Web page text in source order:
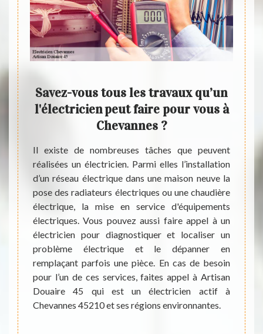
les
de
les
Par
des
45
peut
Savez-vous tous les travaux qu’un
l'électricien peut faire pour vous à
Chevannes ?
Il existe de nombreuses tâches que peuvent
réalisées un électricien. Parmi elles l’installation
d’un réseau électrique dans une maison neuve la
pose des radiateurs électriques ou une chaudière
électrique, la mise en service d'équipements
électriques. Vous pouvez aussi faire appel à un
électricien pour diagnostiquer et localiser un
problème électrique et le dépanner en
remplaçant parfois une pièce. En cas de besoin
pour l’un de ces services, faites appel à Artisan
Douaire 45 qui est un électricien actif à
Chevannes 45210 et ses régions environnantes.
Les
de
pour
Le